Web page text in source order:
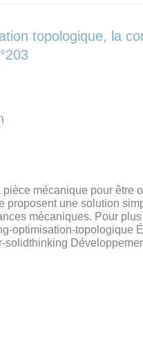
topologique, la
mécanique pour être
proposent une solution
mécaniques. Pour plus
optimisation-topologique
solidthinking